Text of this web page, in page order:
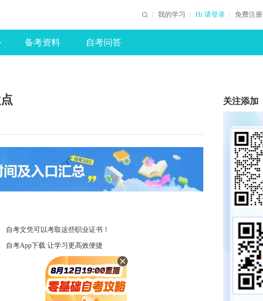
我的学习 Hi 请登录 免费注册
备考资料 自考问答
自考文凭可以考取这些职业证书！
自考App下载 让学习更高效便捷
关注添加